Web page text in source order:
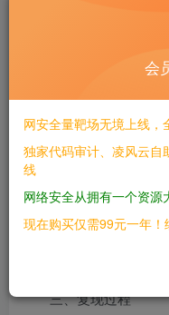
击者可利用该中断执行
————
三、复现过程
会
网安全量靶场无境上线，
独家代码审计、凌风云自
线
网络安全从拥有一个资源
现在购买仅需99元一年！